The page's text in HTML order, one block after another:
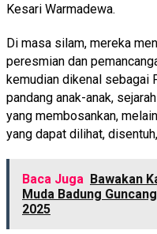
Kesari Warmadewa.
Di masa silam, mereka
peresmian dan
kemudian dikenal sebagai
pandang anak-anak,
yang membosankan,
yang dapat dilihat,
Baca Juga Bawakan
Muda Badung
2025